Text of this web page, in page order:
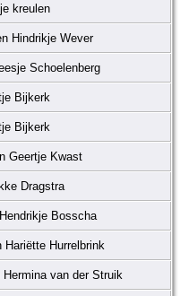
kreulen
Hindrikje Wever
Schoelenberg
Bijkerk
Bijkerk
Geertje Kwast
Dragstra
Bosscha
Hariëtte Hurrelbrink
van der Struik